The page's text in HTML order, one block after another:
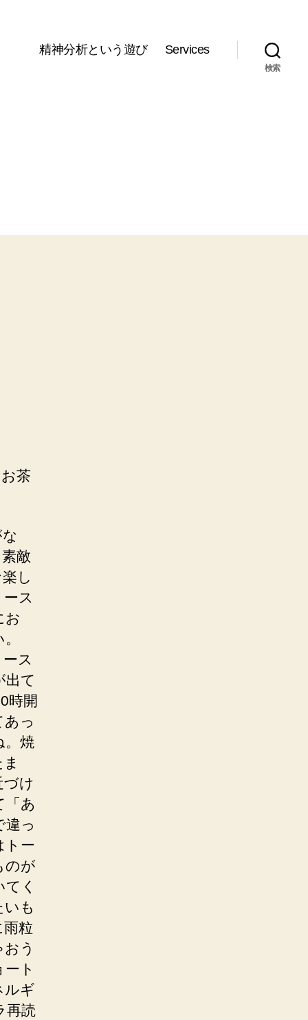
精神分析という遊び Services
検索
茶
敵
し
ス
お
ス
出て
時開
っ
。焼
づけ
「あ
違っ
トー
のが
く
も
粒
う
ト
ルギ
再読